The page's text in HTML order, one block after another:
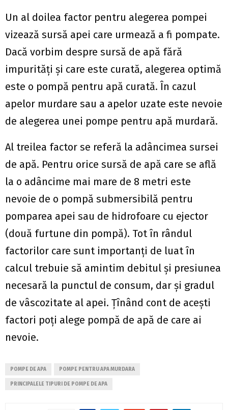
Un al doilea factor pentru alegerea pompei
vizează sursă apei care urmează a fi pompate.
Dacă vorbim despre sursă de apă fără
impurități și care este curată, alegerea optimă
este o pompă pentru apă curată. În cazul
apelor murdare sau a apelor uzate este nevoie
de alegerea unei pompe pentru apă murdară.
Al treilea factor se referă la adâncimea sursei
de apă. Pentru orice sursă de apă care se află
la o adâncime mai mare de 8 metri este
nevoie de o pompă submersibilă pentru
pomparea apei sau de hidrofoare cu ejector
(două furtune din pompă). Tot în rândul
factorilor care sunt importanți de luat în
calcul trebuie să amintim debitul și presiunea
necesară la punctul de consum, dar și gradul
de vâscozitate al apei. Țînând cont de acești
factori poți alege pompă de apă de care ai
nevoie.
POMPE DE APA POMPE PENTRU APA MURDARA
PRINCIPALELE TIPURI DE POMPE DE APA